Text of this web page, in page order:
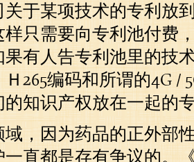
关于某项技术的专利放
样只需要向专利池付费
果有人告专利池里的技
265编码和所谓的4G /
的知识产权放在一起的
域，因为药品的正外部
一直都是存有争议的。